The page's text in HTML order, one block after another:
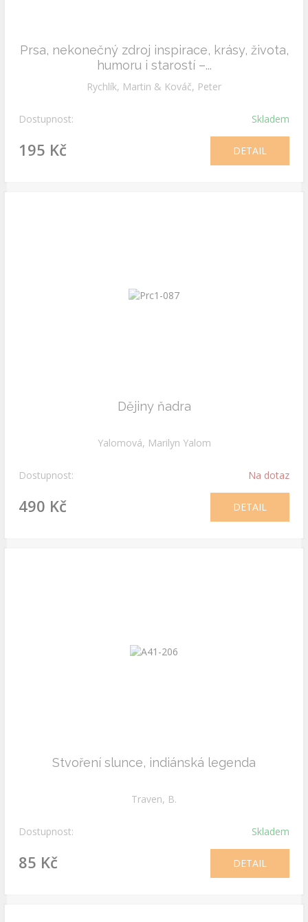
Prsa, nekonečný zdroj inspirace, krásy, života,
humoru i starostí –...
Rychlík, Martin & Kováč, Peter
Dostupnost: Skladem
195 Kč DETAIL
Dějiny ňadra
Yalomová, Marilyn Yalom
Dostupnost: Na dotaz
490 Kč DETAIL
Stvoření slunce, indiánská legenda
Traven, B.
Dostupnost: Skladem
85 Kč DETAIL